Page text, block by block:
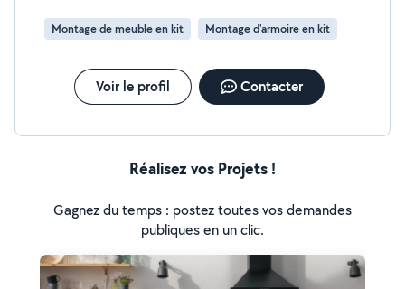
de respect. Vous avez même retrouvé mon ordinateur, ce que
j’ai beaucoup apprécié. Vous ne pouvez sans doute pas
énorme. Je vais enfin pouvoir repartir sur de bonnes bases. Un
immense merci à tous les deux pour votre professionnalisme,
votre gentillesse et votre discrétion. Je vous souhaite le
Montage de meuble en kit Montage d'armoire en kit
Voir le profil Contacter
Réalisez vos Projets !
Gagnez du temps : postez toutes vos demandes
publiques en un clic.